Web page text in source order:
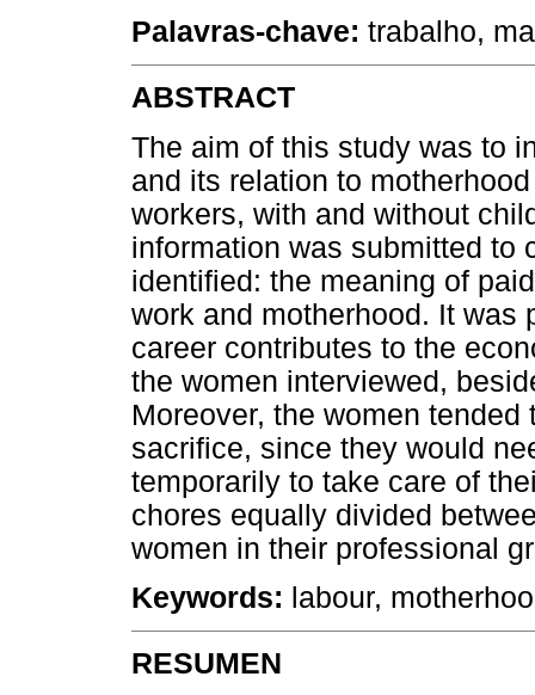
Palavras-chave: trabalho,
ABSTRACT
The aim of this study was to
and its relation to
workers, with and without
information was submitted to
identified: the meaning of
work and motherhood. It was
career contributes to the
the women interviewed,
Moreover, the women
sacrifice, since they would
temporarily to take care of
chores equally divided
women in their professional
Keywords: labour,
RESUMEN